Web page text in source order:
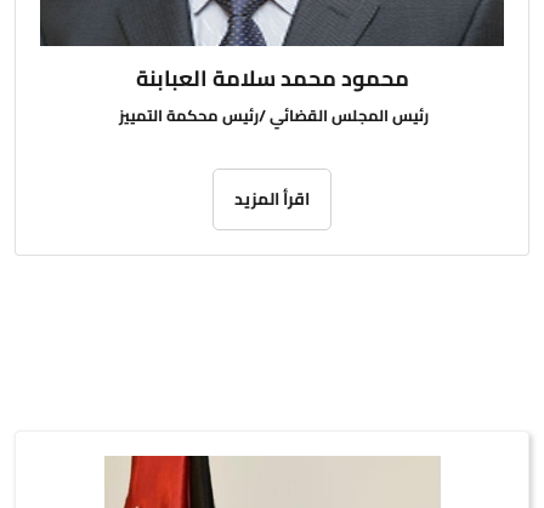
محمود محمد سلامة العبابنة
رئيس المجلس القضائي /رئيس محكمة التمييز
اقرأ المزيد